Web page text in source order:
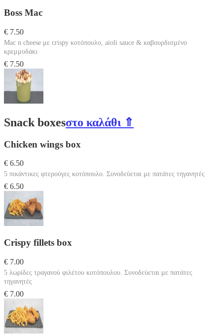
Boss Mac
€ 7.50
Mac n cheese με crispy κοτόπουλο, aioli sauce & καβουρδισμένο
κρεμμυδάκι
€ 7.50
Snack boxesστο καλάθι ⇑
Chicken wings box
€ 6.50
5 πικάντικες φτερούγες κοτόπουλο. Συνοδεύεται με πατάτες τηγανητές
€ 6.50
Crispy fillets box
€ 7.00
5 λωρίδες τραγανού φιλέτου κοτόπουλου. Συνοδεύεται με πατάτες
τηγανητές
€ 7.00